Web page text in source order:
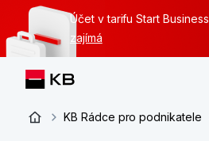
Účet v tarifu Start
zajímá
KB Rádce pro podnikatele